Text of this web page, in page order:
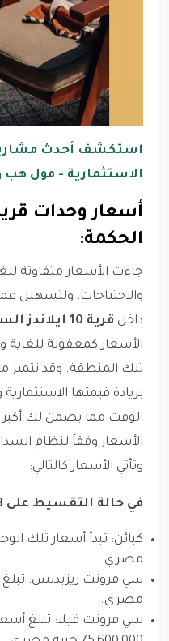
استكشف أحدث
الاستثمارية - مول هب
أسعار وحدات
الحكمة:
جاءت الأسعار متفاوتة
والاحتياجات، ولتسهيل
داخل قرية 10 ايلاندز الساحل الشمالي
الأسعار كمعقولة للغاية
تلك المنطقة. وقد تتميز
بزيادة قيمتها
الوقت مما يضمن لك أكبر
الأسعار وفقاً لنظام
وتأتي الأسعار كالتالي:
في حالة التقسيط على 8 سنوات
مصري.
مصري.
سي فرونت فيلا: تبلغ